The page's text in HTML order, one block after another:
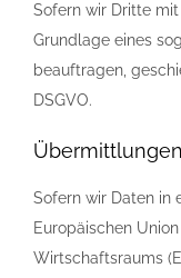
Sofern wir Dritte
Grundlage eines
beauftragen,
DSGVO.
Sofern wir Daten in
Europäischen
Wirtschaftsraums